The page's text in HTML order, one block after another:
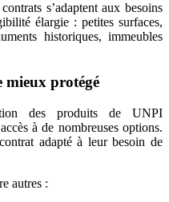
s’adaptent aux besoins
élargie : petites surfaces,
historiques, immeubles
mieux protégé
des produits de UNPI
à de nombreuses options.
adapté à leur besoin de
autres :